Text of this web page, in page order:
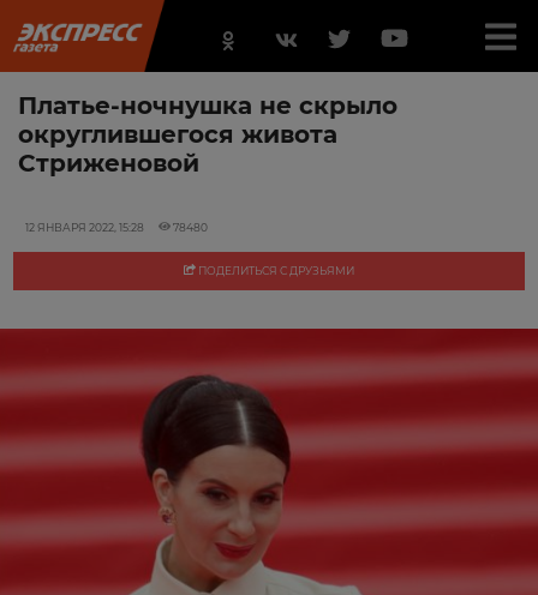
Платье-ночнушка не скрыло
округлившегося живота
Стриженовой
12 ЯНВАРЯ 2022, 15:28 78480
ПОДЕЛИТЬСЯ С ДРУЗЬЯМИ